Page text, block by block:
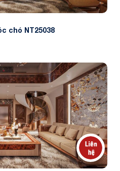
chó NT25038